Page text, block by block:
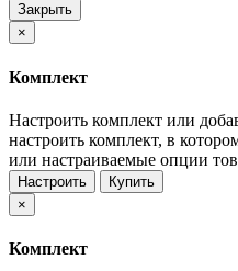
Закрыть
×
Комплект
Настроить комплект или
настроить комплект, в
или настраиваемые опции
Настроить
Купить
×
Комплект